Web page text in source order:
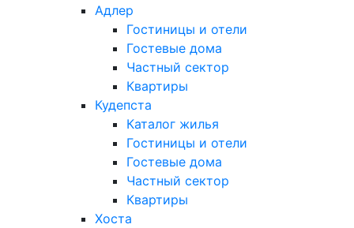
Адлер
Гостиницы и отели
Гостевые дома
Частный сектор
Квартиры
Кудепста
Каталог жилья
Гостиницы и отели
Гостевые дома
Частный сектор
Квартиры
Хоста